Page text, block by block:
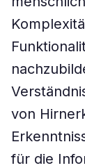
von
für die